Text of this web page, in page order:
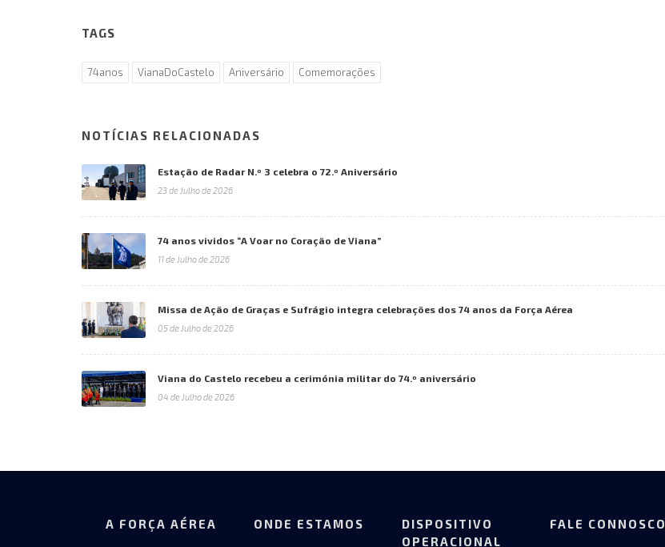
TAGS
74anos VianaDoCastelo Aniversário Comemorações
NOTÍCIAS RELACIONADAS
Estação de Radar N.º 3 celebra o 72.º Aniversário
23 de Julho de 2026
74 anos vividos “A Voar no Coração de Viana”
11 de Julho de 2026
Missa de Ação de Graças e Sufrágio integra celebrações dos 74 anos da Força Aérea
05 de Julho de 2026
Viana do Castelo recebeu a cerimónia militar do 74.º aniversário
04 de Julho de 2026
A FORÇA AÉREA ONDE ESTAMOS
DISPOSITIVO
OPERACIONAL
FALE CONNOSCO